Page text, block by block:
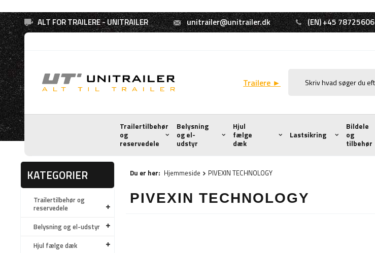
ALT FOR TRAILERE - UNITRAILER unitrailer@unitrailer.dk (EN) +45 78725606
Trailere ►
Trailertilbehør
og
reservedele
Belysning
og el-
udstyr
Hjul
fælge
dæk
Lastsikring
Bildele
og
tilbehør
KATEGORIER
Trailertilbehør og
reservedele
Belysning og el-udstyr
Hjul fælge dæk
Du er her: Hjemmeside PIVEXIN TECHNOLOGY
PIVEXIN TECHNOLOGY